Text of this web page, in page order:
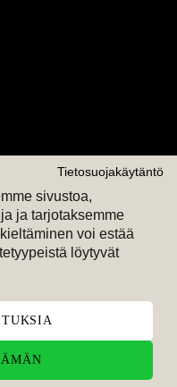
Tietosuojakäytäntö
sivustoa,
ja tarjotaksemme
voi estää
löytyvät
meitä